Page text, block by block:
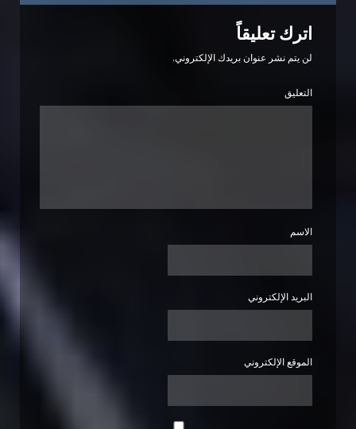
اترك تعليقاً
لن يتم نشر عنوان بريدك الإلكتروني.
التعليق
الاسم
البريد الإلكتروني
الموقع الإلكتروني